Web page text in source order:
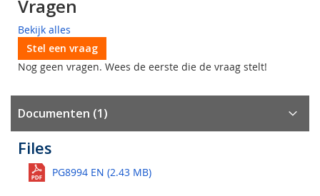
Vragen
Bekijk alles
Stel een vraag
Nog geen vragen. Wees de eerste die de vraag stelt!
Documenten (1)
Files
PG8994 EN (2.43 MB)